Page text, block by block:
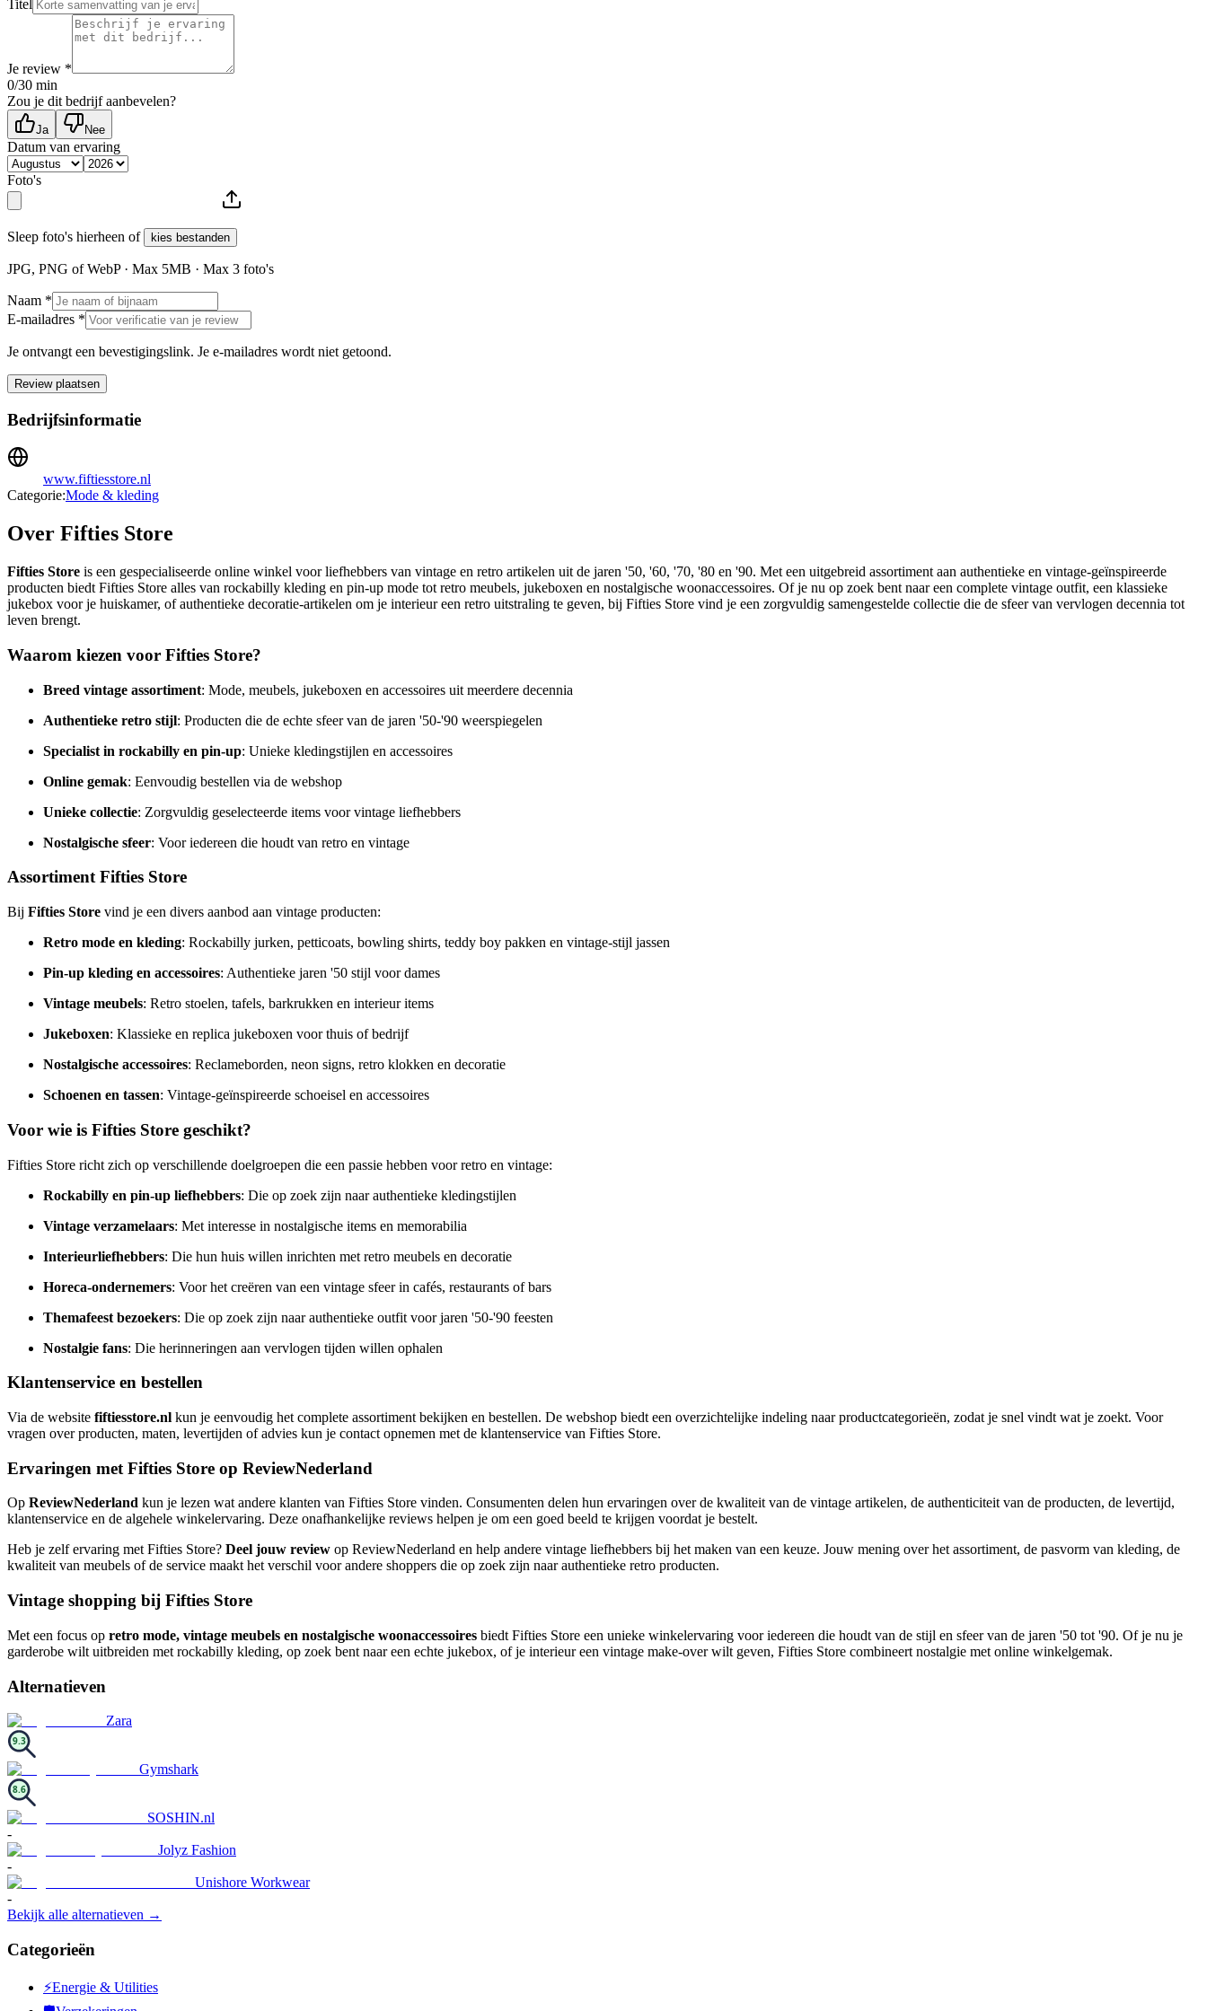
Titel
Je review *
0/30 min
Zou je dit bedrijf aanbevelen?
Ja Nee
Datum van ervaring
Foto's
Sleep foto's hierheen of kies bestanden
JPG, PNG of WebP · Max 5MB · Max 3 foto's
Naam *
E-mailadres *
Je ontvangt een bevestigingslink. Je e-mailadres wordt niet getoond.
Review plaatsen
Bedrijfsinformatie
www.fiftiesstore.nl
Categorie:Mode & kleding
Over Fifties Store
Fifties Store is een gespecialiseerde online winkel voor liefhebbers van vintage en retro artikelen uit de jaren '50, '60, '70, '80 en '90. Met een uitgebreid assortiment aan authentieke en vintage-geïnspireerde
producten biedt Fifties Store alles van rockabilly kleding en pin-up mode tot retro meubels, jukeboxen en nostalgische woonaccessoires. Of je nu op zoek bent naar een complete vintage outfit, een klassieke
jukebox voor je huiskamer, of authentieke decoratie-artikelen om je interieur een retro uitstraling te geven, bij Fifties Store vind je een zorgvuldig samengestelde collectie die de sfeer van vervlogen decennia tot
leven brengt.
Waarom kiezen voor Fifties Store?
Breed vintage assortiment: Mode, meubels, jukeboxen en accessoires uit meerdere decennia
Authentieke retro stijl: Producten die de echte sfeer van de jaren '50-'90 weerspiegelen
Specialist in rockabilly en pin-up: Unieke kledingstijlen en accessoires
Online gemak: Eenvoudig bestellen via de webshop
Unieke collectie: Zorgvuldig geselecteerde items voor vintage liefhebbers
Nostalgische sfeer: Voor iedereen die houdt van retro en vintage
Assortiment Fifties Store
Bij Fifties Store vind je een divers aanbod aan vintage producten:
Retro mode en kleding: Rockabilly jurken, petticoats, bowling shirts, teddy boy pakken en vintage-stijl jassen
Pin-up kleding en accessoires: Authentieke jaren '50 stijl voor dames
Vintage meubels: Retro stoelen, tafels, barkrukken en interieur items
Jukeboxen: Klassieke en replica jukeboxen voor thuis of bedrijf
Nostalgische accessoires: Reclameborden, neon signs, retro klokken en decoratie
Schoenen en tassen: Vintage-geïnspireerde schoeisel en accessoires
Voor wie is Fifties Store geschikt?
Fifties Store richt zich op verschillende doelgroepen die een passie hebben voor retro en vintage:
Rockabilly en pin-up liefhebbers: Die op zoek zijn naar authentieke kledingstijlen
Vintage verzamelaars: Met interesse in nostalgische items en memorabilia
Interieurliefhebbers: Die hun huis willen inrichten met retro meubels en decoratie
Horeca-ondernemers: Voor het creëren van een vintage sfeer in cafés, restaurants of bars
Themafeest bezoekers: Die op zoek zijn naar authentieke outfit voor jaren '50-'90 feesten
Nostalgie fans: Die herinneringen aan vervlogen tijden willen ophalen
Klantenservice en bestellen
Via de website fiftiesstore.nl kun je eenvoudig het complete assortiment bekijken en bestellen. De webshop biedt een overzichtelijke indeling naar productcategorieën, zodat je snel vindt wat je zoekt. Voor
vragen over producten, maten, levertijden of advies kun je contact opnemen met de klantenservice van Fifties Store.
Ervaringen met Fifties Store op ReviewNederland
Op ReviewNederland kun je lezen wat andere klanten van Fifties Store vinden. Consumenten delen hun ervaringen over de kwaliteit van de vintage artikelen, de authenticiteit van de producten, de levertijd,
klantenservice en de algehele winkelervaring. Deze onafhankelijke reviews helpen je om een goed beeld te krijgen voordat je bestelt.
Heb je zelf ervaring met Fifties Store? Deel jouw review op ReviewNederland en help andere vintage liefhebbers bij het maken van een keuze. Jouw mening over het assortiment, de pasvorm van kleding, de
kwaliteit van meubels of de service maakt het verschil voor andere shoppers die op zoek zijn naar authentieke retro producten.
Vintage shopping bij Fifties Store
Met een focus op retro mode, vintage meubels en nostalgische woonaccessoires biedt Fifties Store een unieke winkelervaring voor iedereen die houdt van de stijl en sfeer van de jaren '50 tot '90. Of je nu je
garderobe wilt uitbreiden met rockabilly kleding, op zoek bent naar een echte jukebox, of je interieur een vintage make-over wilt geven, Fifties Store combineert nostalgie met online winkelgemak.
Alternatieven
Zara
9.3
Gymshark
8.6
SOSHIN.nl
-
Jolyz Fashion
-
Unishore Workwear
-
Bekijk alle alternatieven →
Categorieën
⚡Energie & Utilities